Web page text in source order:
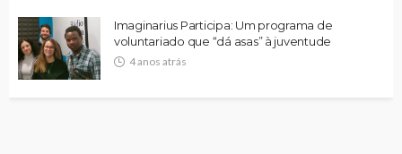
Imaginarius Participa: Um programa de
voluntariado que “dá asas” à juventude
4 anos atrás